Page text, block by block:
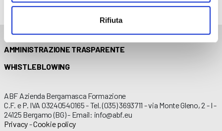
Rifiuta
AMMINISTRAZIONE TRASPARENTE
WHISTLEBLOWING
ABF Azienda Bergamasca Formazione
C.F. e P. IVA 03240540165 - Tel. (035) 3693711 - via Monte Gleno, 2 - I -
24125 Bergamo (BG) - Email: info@abf.eu
Privacy-Cookie policy